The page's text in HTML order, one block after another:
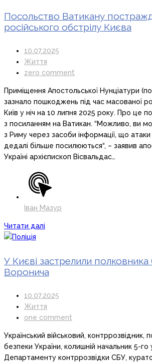
Посольство Ватикану
російського обстрілу Києва
10.07.2025
Життя
zero comment
Приміщення Апостольської Нунціатури
зазнало пошкоджень під час масованої
Київ у ніч на 10 липня 2025 року. Про це
з посиланням на Ватикан. “Можливо, ви
з Риму через засоби інформації, що атаки
дедалі більше посилюються“, – заявив
Україні архієпископ Вісвальдас…
Іван Мазур
Читати далі
У Києві застрелили полковника
Воронича
10.07.2025
Життя
one comment
Український військовий, контррозвідник,
безпеки України, колишній начальник 5-го
Департаменту контррозвідки СБУ,